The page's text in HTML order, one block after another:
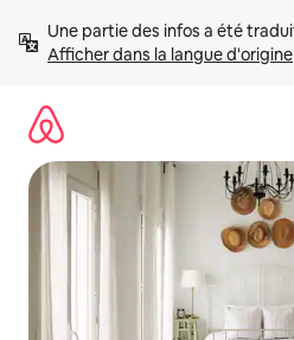
directement
Afficher dans la langue d'origine